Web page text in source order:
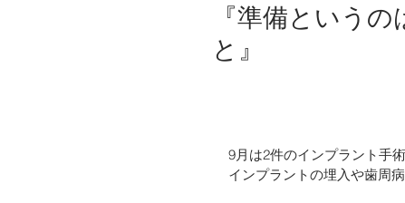
『準備という
と』
9月は2件のインプラント手
インプラントの埋入や歯周